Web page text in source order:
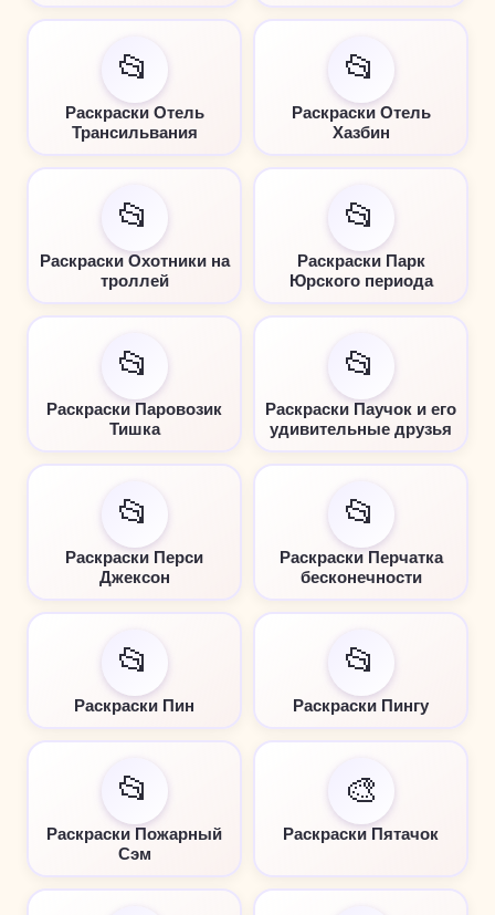
📂
Раскраски Отель
Трансильвания
📂
Раскраски Отель
Хазбин
📂
Раскраски Охотники на
троллей
📂
Раскраски Парк
Юрского периода
📂
Раскраски Паровозик
Тишка
📂
Раскраски Паучок и его
удивительные друзья
📂
Раскраски Перси
Джексон
📂
Раскраски Перчатка
бесконечности
📂
Раскраски Пин
📂
Раскраски Пингу
📂
Раскраски Пожарный
Сэм
🎨
Раскраски Пятачок